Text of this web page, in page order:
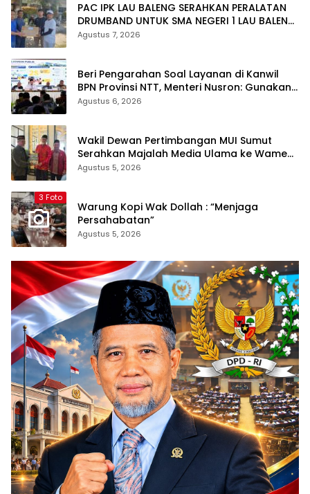
PAC IPK LAU BALENG SERAHKAN PERALATAN
DRUMBAND UNTUK SMA NEGERI 1 LAU BALENG
SAMBUT HUT RI KE-81
Agustus 7, 2026
Beri Pengarahan Soal Layanan di Kanwil
BPN Provinsi NTT, Menteri Nusron: Gunakan
Sudut Pandang Masyarakat
Agustus 6, 2026
Wakil Dewan Pertimbangan MUI Sumut
Serahkan Majalah Media Ulama ke Wamen
dan Ketum PP Persis di Balige
Agustus 5, 2026
3 Foto
Warung Kopi Wak Dollah : “Menjaga
Persahabatan”
Agustus 5, 2026